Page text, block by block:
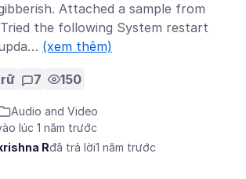
Attached a sample from
the following System restart
(xem thêm)
7 150
Audio and Video
lúc 1 năm trước
Rđã trả lời1 năm trước